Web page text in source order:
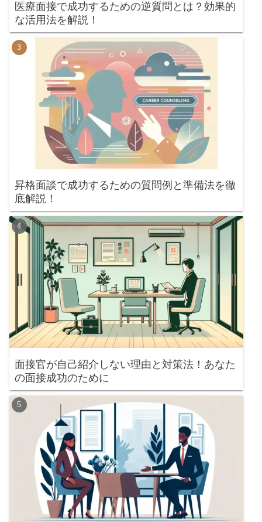
医療面接で成功するための逆質問とは？効果的
な活用法を解説！
昇格面談で成功するための質問例と準備法を徹
底解説！
面接官が自己紹介しない理由と対策法！あなた
の面接成功のために